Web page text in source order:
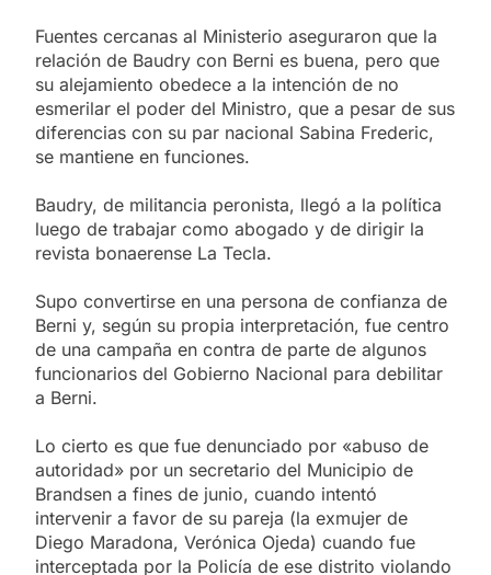
Fuentes cercanas al Ministerio aseguraron que la
relación de Baudry con Berni es buena, pero que
su alejamiento obedece a la intención de no
esmerilar el poder del Ministro, que a pesar de sus
diferencias con su par nacional Sabina Frederic,
se mantiene en funciones.
Baudry, de militancia peronista, llegó a la política
luego de trabajar como abogado y de dirigir la
revista bonaerense La Tecla.
Supo convertirse en una persona de confianza de
Berni y, según su propia interpretación, fue centro
de una campaña en contra de parte de algunos
funcionarios del Gobierno Nacional para debilitar
a Berni.
Lo cierto es que fue denunciado por «abuso de
autoridad» por un secretario del Municipio de
Brandsen a fines de junio, cuando intentó
intervenir a favor de su pareja (la exmujer de
Diego Maradona, Verónica Ojeda) cuando fue
interceptada por la Policía de ese distrito violando